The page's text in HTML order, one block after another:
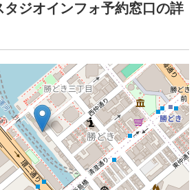
タジオインフォ予約窓口の詳